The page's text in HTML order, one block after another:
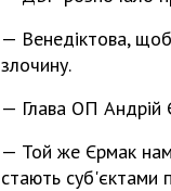
— Венедіктова, щоб
злочину.
— Глава ОП Андрій
— Той же Єрмак
стають суб'єктами